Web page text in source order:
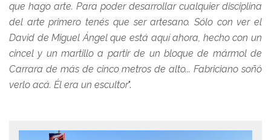
que hago arte. Para poder desarrollar cualquier disciplina
del arte primero tenés que ser artesano. Sólo con ver el
David de Miguel Ángel que está aquí ahora, hecho con un
cincel y un martillo a partir de un bloque de mármol de
Carrara de más de cinco metros de alto... Fabriciano soñó
verlo acá. Él era un escultor".